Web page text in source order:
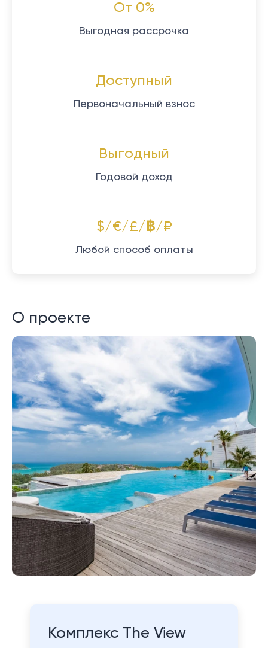
От 0%
Выгодная рассрочка
Доступный
Первоначальный взнос
Выгодный
Годовой доход
$/€/£/฿/₽
Любой способ оплаты
О проекте
Комплекс The View